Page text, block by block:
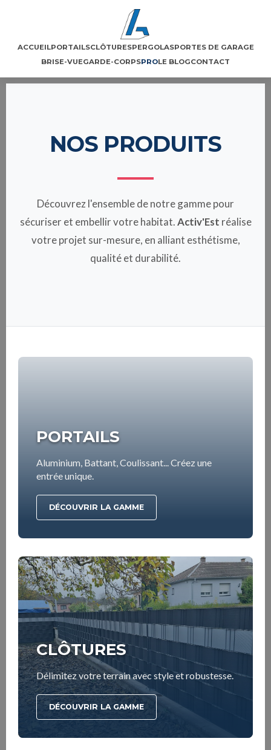
ACCUEILPORTAILSCLÔTURESPERGOLASPORTES DE GARAGE
BRISE-VUEGARDE-CORPSPROLE BLOGCONTACT
NOS PRODUITS
Découvrez l'ensemble de notre gamme pour
sécuriser et embellir votre habitat.Activ'Est réalise
votre projet sur-mesure, en alliant esthétisme,
qualité et durabilité.
PORTAILS
Aluminium, Battant, Coulissant... Créez une
entrée unique.
DÉCOUVRIR LA GAMME
CLÔTURES
Délimitez votre terrain avec style et robustesse.
DÉCOUVRIR LA GAMME